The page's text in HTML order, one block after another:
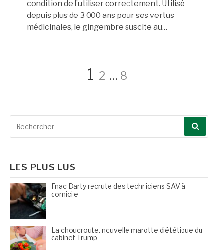
condition de l’utiliser correctement. Utilisé
depuis plus de 3 000 ans pour ses vertus
médicinales, le gingembre suscite au…
Pagination
des
publications
Page
1 Page
2 … Page
8
LES PLUS LUS
Fnac Darty recrute des techniciens SAV à
domicile
La choucroute, nouvelle marotte diététique du
cabinet Trump